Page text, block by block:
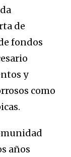
de
fondos
y
como
años